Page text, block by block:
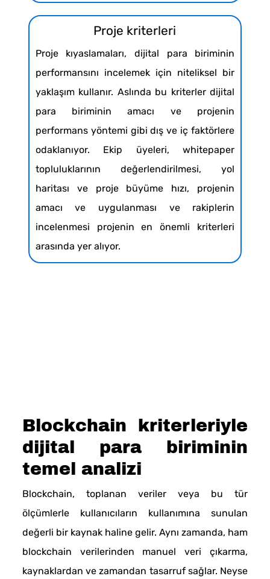
Proje kriterleri
Proje kıyaslamaları, dijital para biriminin
performansını incelemek için niteliksel bir
yaklaşım kullanır. Aslında bu kriterler dijital
para biriminin amacı ve projenin
performans yöntemi gibi dış ve iç faktörlere
odaklanıyor. Ekip üyeleri, whitepaper
topluluklarının değerlendirilmesi, yol
haritası ve proje büyüme hızı, projenin
amacı ve uygulanması ve rakiplerin
incelenmesi projenin en önemli kriterleri
arasında yer alıyor.
Blockchain kriterleriyle
dijital para biriminin
temel analizi
Blockchain, toplanan veriler veya bu tür
ölçümlerle kullanıcıların kullanımına sunulan
değerli bir kaynak haline gelir. Aynı zamanda, ham
blockchain verilerinden manuel veri çıkarma,
kaynaklardan ve zamandan tasarruf sağlar. Neyse